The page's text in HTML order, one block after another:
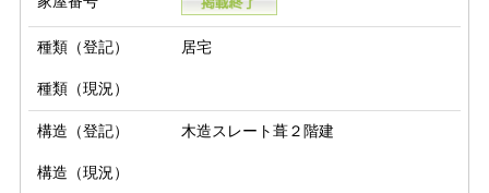
種類（登記） 居宅
種類（現況）
構造（登記） 木造スレート葺２階建
構造（現況）